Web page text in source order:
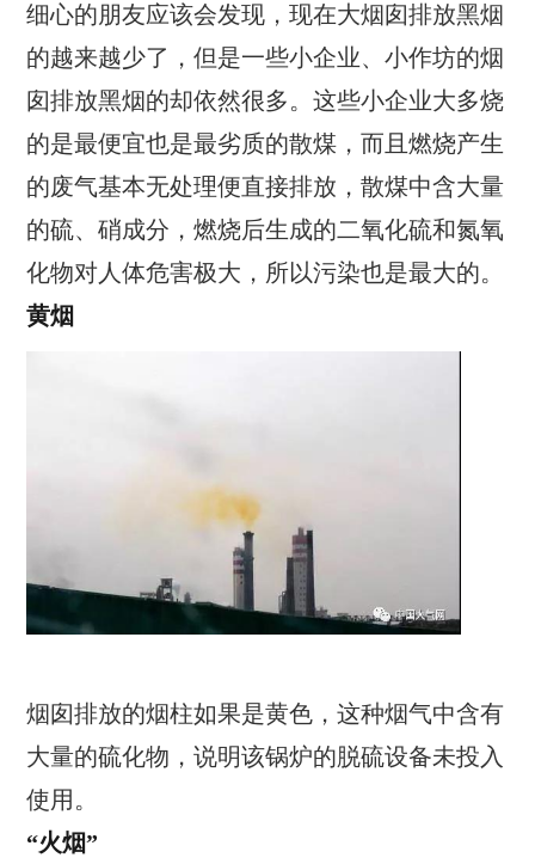
细心的朋友应该会发现，现在大烟囱排放黑烟
的越来越少了，但是一些小企业、小作坊的烟
囱排放黑烟的却依然很多。这些小企业大多烧
的是最便宜也是最劣质的散煤，而且燃烧产生
的废气基本无处理便直接排放，散煤中含大量
的硫、硝成分，燃烧后生成的二氧化硫和氮氧
化物对人体危害极大，所以污染也是最大的。
黄烟
烟囱排放的烟柱如果是黄色，这种烟气中含有
大量的硫化物，说明该锅炉的脱硫设备未投入
使用。
“火烟”